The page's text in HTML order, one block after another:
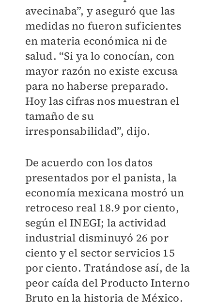
avecinaba”, y aseguró que las
medidas no fueron suficientes
en materia económica ni de
salud. “Si ya lo conocían, con
mayor razón no existe excusa
para no haberse preparado.
Hoy las cifras nos muestran el
tamaño de su
irresponsabilidad”, dijo.
De acuerdo con los datos
presentados por el panista, la
economía mexicana mostró un
retroceso real 18.9 por ciento,
según el INEGI; la actividad
industrial disminuyó 26 por
ciento y el sector servicios 15
por ciento. Tratándose así, de la
peor caída del Producto Interno
Bruto en la historia de México.